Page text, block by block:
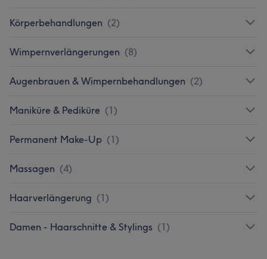
Körperbehandlungen (2)
Wimpernverlängerungen (8)
Augenbrauen & Wimpernbehandlungen (2)
Maniküre & Pediküre (1)
Permanent Make-Up (1)
Massagen (4)
Haarverlängerung (1)
Damen - Haarschnitte & Stylings (1)